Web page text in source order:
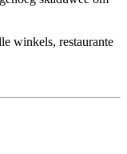
winkels, restaurante